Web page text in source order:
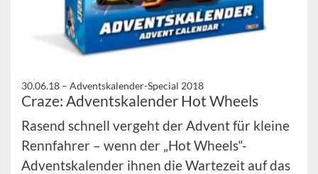
30.06.18 – Adventskalender-Special 2018
Craze: Adventskalender Hot Wheels
Rasend schnell vergeht der Advent für kleine
Rennfahrer – wenn der „Hot Wheels“-
Adventskalender ihnen die Wartezeit auf das